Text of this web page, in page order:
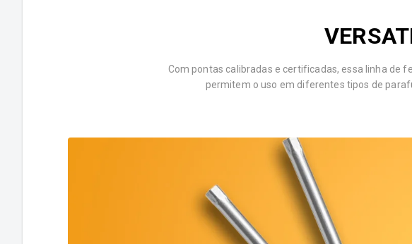
Com pontas calibradas e certificadas, essa linha de
permitem o uso em diferentes tipos de